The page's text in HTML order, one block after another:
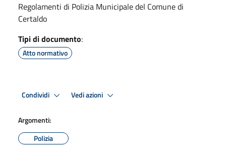
Regolamenti di Polizia Municipale del Comune di
Certaldo
Tipi di documento:
Atto normativo
Condividi Vedi azioni
Argomenti:
Polizia